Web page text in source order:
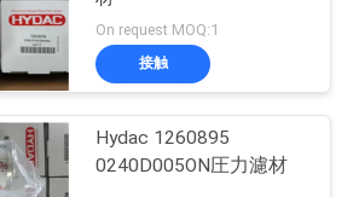
On request MOQ:1
接触
Hydac 1260895
0240D005ON圧力濾材